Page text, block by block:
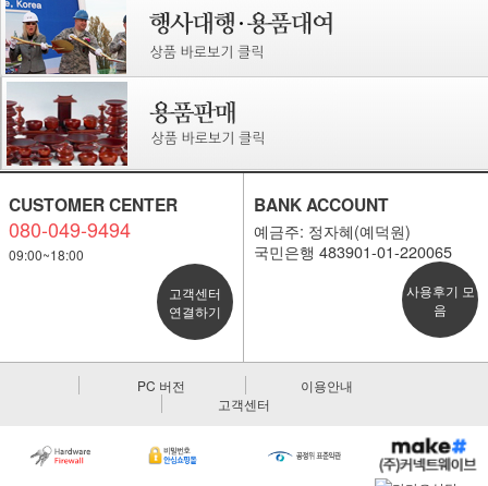
CUSTOMER CENTER
080-049-9494
09:00~18:00
고객센터
연결하기
BANK ACCOUNT
예금주: 정자혜(예덕원)
국민은행 483901-01-220065
사용후기 모
음
PC 버전
이용안내
고객센터